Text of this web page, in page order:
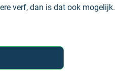
verf, dan is dat ook mogelijk.